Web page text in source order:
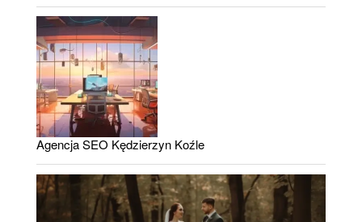
Agencja SEO Kędzierzyn Koźle